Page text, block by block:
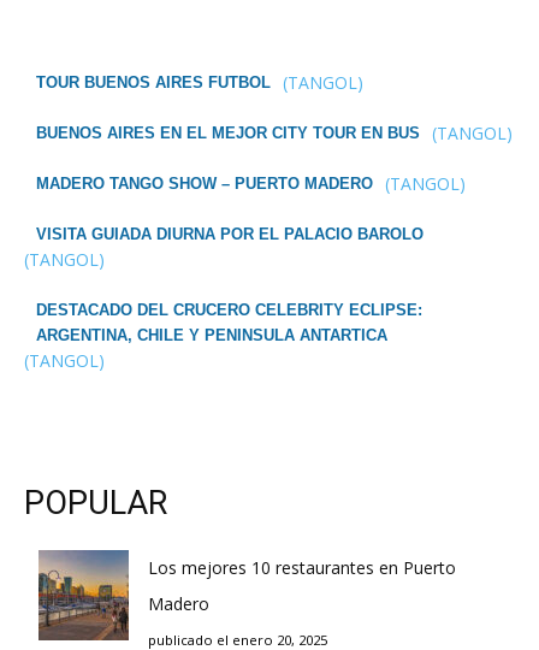
TOUR BUENOS AIRES FUTBOL (TANGOL)
BUENOS AIRES EN EL MEJOR CITY TOUR EN BUS (TANGOL)
MADERO TANGO SHOW – PUERTO MADERO (TANGOL)
VISITA GUIADA DIURNA POR EL PALACIO BAROLO
(TANGOL)
DESTACADO DEL CRUCERO CELEBRITY ECLIPSE:
ARGENTINA, CHILE Y PENINSULA ANTARTICA
(TANGOL)
POPULAR
Los mejores 10 restaurantes en Puerto
Madero
publicado el enero 20, 2025